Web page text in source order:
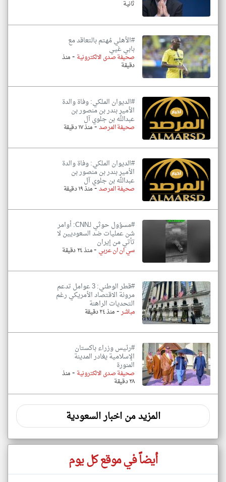
ثانية
#الأهلي مُهتم بالتعاقد مع
بابي غيي
صحيفة صدى الالكترونية -منذ
دقيقة
#الديوان الملكي: وفاة والدة
الأمير بندر بن منصور بن
عبدالله بن جلوي آل
صحيفة المرصد-منذ ١٧ دقيقة
#الديوان الملكي: وفاة والدة
الأمير بندر بن منصور بن
عبدالله بن جلوي آل
صحيفة المرصد-منذ ١٩ دقيقة
#مسؤول حوثي لـCNN: أوامر
شن عمليات ضد السعوديين لا
تأتي من إيران
سي ان ان عربي-منذ ٢٤ دقيقة
#قطر الوطني: 3 عوامل تدعم
مرونة الاقتصاد الأمريكي رغم
التحديات الراهنة
مباشر-منذ ٢٤ دقيقة
#رئيس وزراء باكستان
الإسلامية يغادر المدينة
المنورة
صحيفة صدى الالكترونية -منذ
٢٨ دقيقة
المزيد من اخبار السعودية
أيضاً في موقع كل يوم